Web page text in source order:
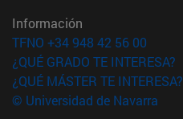
Información
TFNO +34 948 42 56 00
¿QUÉ GRADO TE INTERESA?
¿QUÉ MÁSTER TE INTERESA?
© Universidad de Navarra